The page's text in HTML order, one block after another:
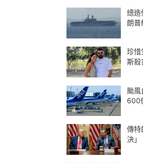
總
朗普
珍惜
斯
颱
600
傳特
決